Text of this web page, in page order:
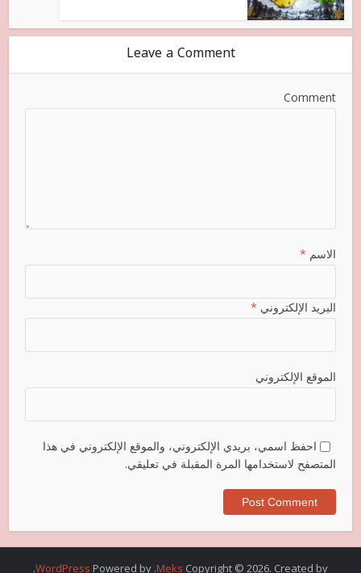
Leave a Comment
Comment
الاسم *
البريد الإلكتروني *
الموقع الإلكتروني
احفظ اسمي، بريدي الإلكتروني، والموقع الإلكتروني في هذا
المتصفح لاستخدامها المرة المقبلة في تعليقي.
Copyright © 2026. Created by
Meks
. Powered by
WordPress
.